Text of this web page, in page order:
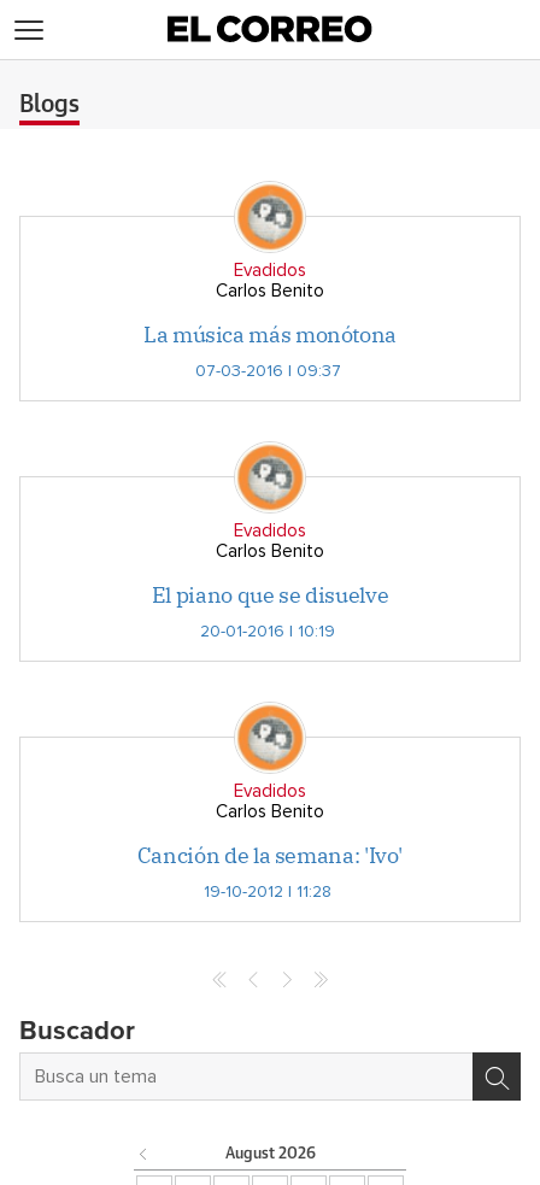
Blogs
Evadidos
Carlos Benito
La música más monótona
07-03-2016 | 09:37
Evadidos
Carlos Benito
El piano que se disuelve
20-01-2016 | 10:19
Evadidos
Carlos Benito
Canción de la semana: 'Ivo'
19-10-2012 | 11:28
Buscador
August 2026